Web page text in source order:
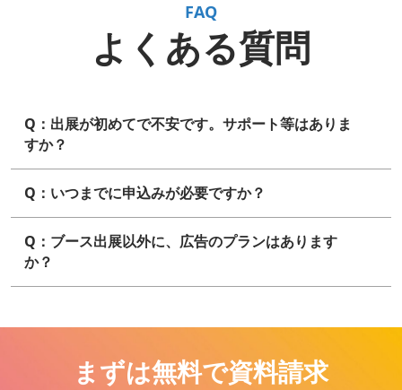
FAQ
よくある質問
Q：出展が初めてで不安です。サポート等はありま
すか？
Q：いつまでに申込みが必要ですか？
Q：ブース出展以外に、広告のプランはあります
か？
まずは無料で資料請求